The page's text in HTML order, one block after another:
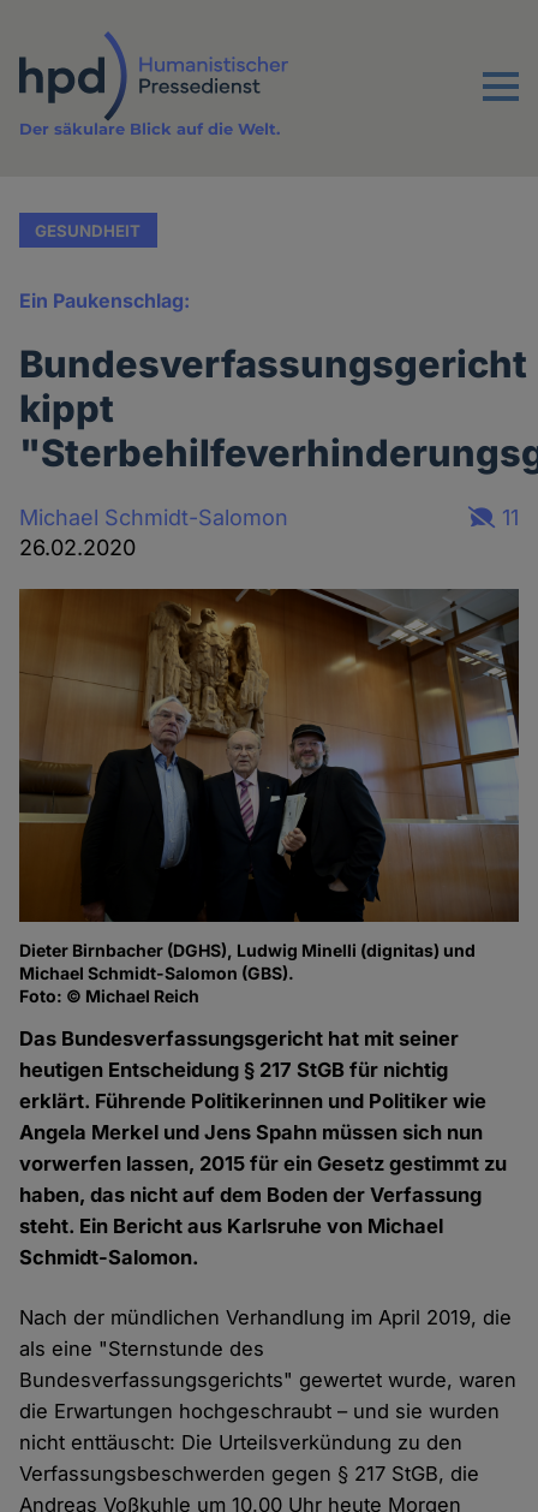
Inhalt
Menu
Der säkulare Blick auf die Welt.
GESUNDHEIT
Ein Paukenschlag:
Bundesverfassungsgericht
kippt
Michael Schmidt-Salomon
26.02.2020
11
Dieter Birnbacher (DGHS), Ludwig Minelli (dignitas) und
Michael Schmidt-Salomon (GBS).
Foto: © Michael Reich
Das Bundesverfassungsgericht hat mit seiner
heutigen Entscheidung § 217 StGB für nichtig
erklärt. Führende Politikerinnen und Politiker wie
Angela Merkel und Jens Spahn müssen sich nun
vorwerfen lassen, 2015 für ein Gesetz gestimmt zu
haben, das nicht auf dem Boden der Verfassung
steht. Ein Bericht aus Karlsruhe von Michael
Schmidt-Salomon.
Nach der mündlichen Verhandlung im April 2019, die
als eine "Sternstunde des
Bundesverfassungsgerichts" gewertet wurde, waren
die Erwartungen hochgeschraubt – und sie wurden
nicht enttäuscht: Die Urteilsverkündung zu den
Verfassungsbeschwerden gegen § 217 StGB, die
Andreas Voßkuhle um 10.00 Uhr heute Morgen